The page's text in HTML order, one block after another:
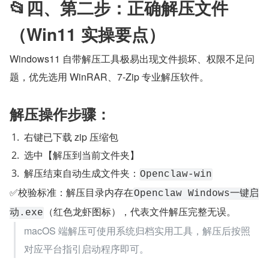
📂四、第二步：正确解压文件
（Win11 实操要点）
Windows11 自带解压工具极易出现文件损坏、权限不足问
题，优先选用 WinRAR、7-Zip 专业解压软件。
解压操作步骤：
右键已下载 zip 压缩包
选中【解压到当前文件夹】
解压结束自动生成文件夹： Openclaw-win
✅校验标准：解压目录内存在Openclaw Windows一键启
动.exe
（红色龙虾图标），代表文件解压完整无误。
macOS 端解压可使用系统归档实用工具，解压后按照
对应平台指引启动程序即可。